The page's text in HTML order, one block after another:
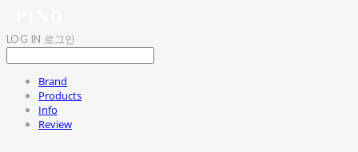
LOG IN 로그인
Brand
Products
Info
Review